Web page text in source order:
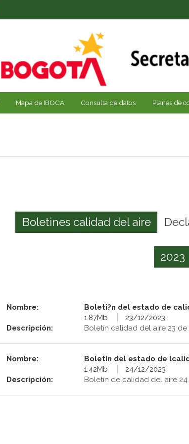
Mapa de IBOCA Consulta de datos Planes de
Boletines calidad del aire
2023
Nombre:
Boleti?n del estado de
1.87Mb
23/12/2023
Descripción:
Boletín calidad del aire 23
Nombre:
Boletín del estado de
1.42Mb
24/12/2023
Descripción:
Boletín de calidad del aire